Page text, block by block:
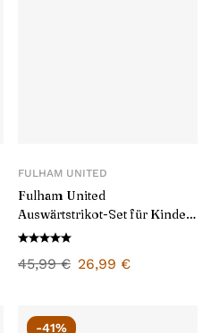
FULHAM UNITED
Fulham United
Auswärtstrikot-Set für Kinder
2025/26
45,99€ 26,99 €
-41%